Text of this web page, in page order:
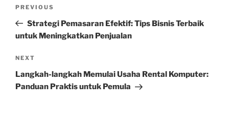
Previous
Post
PREVIOUS
Strategi Pemasaran Efektif: Tips Bisnis Terbaik
untuk Meningkatkan Penjualan
Next
Post
NEXT
Langkah-langkah Memulai Usaha Rental Komputer:
Panduan Praktis untuk Pemula